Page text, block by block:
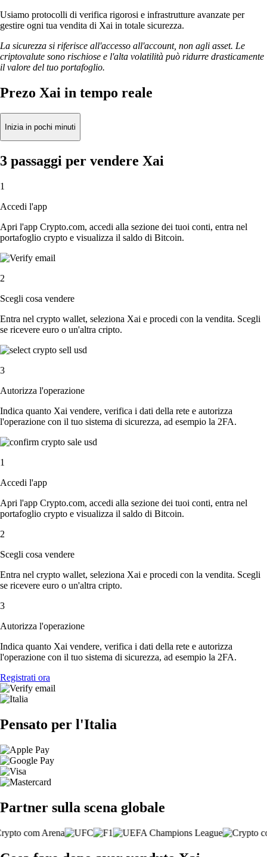
Usiamo protocolli di verifica rigorosi e infrastrutture avanzate per
gestire ogni tua vendita di Xai in totale sicurezza.
La sicurezza si riferisce all'accesso all'account, non agli asset. Le
criptovalute sono rischiose e l'alta volatilità può ridurre drasticamente
il valore del tuo portafoglio.
Prezo Xai in tempo reale
Inizia in pochi minuti
3 passaggi per vendere Xai
1
Accedi l'app
Apri l'app Crypto.com, accedi alla sezione dei tuoi conti, entra nel
portafoglio crypto e visualizza il saldo di Bitcoin.
2
Scegli cosa vendere
Entra nel crypto wallet, seleziona Xai e procedi con la vendita. Scegli
se ricevere euro o un'altra cripto.
3
Autorizza l'operazione
Indica quanto Xai vendere, verifica i dati della rete e autorizza
l'operazione con il tuo sistema di sicurezza, ad esempio la 2FA.
1
Accedi l'app
Apri l'app Crypto.com, accedi alla sezione dei tuoi conti, entra nel
portafoglio crypto e visualizza il saldo di Bitcoin.
2
Scegli cosa vendere
Entra nel crypto wallet, seleziona Xai e procedi con la vendita. Scegli
se ricevere euro o un'altra cripto.
3
Autorizza l'operazione
Indica quanto Xai vendere, verifica i dati della rete e autorizza
l'operazione con il tuo sistema di sicurezza, ad esempio la 2FA.
Registrati ora
Pensato per l'Italia
Partner sulla scena globale